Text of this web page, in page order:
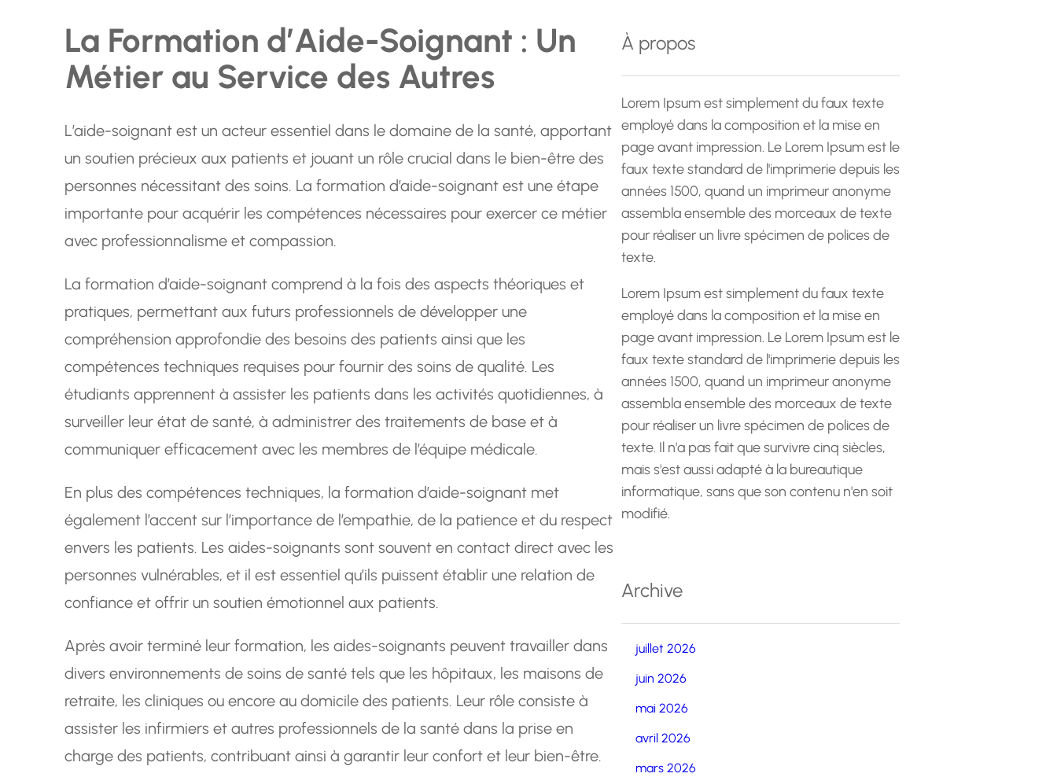
La Formation d’Aide-Soignant : Un
Métier au Service des Autres
L’aide-soignant est un acteur essentiel dans le domaine de la santé, apportant
un soutien précieux aux patients et jouant un rôle crucial dans le bien-être des
personnes nécessitant des soins. La formation d’aide-soignant est une étape
importante pour acquérir les compétences nécessaires pour exercer ce métier
avec professionnalisme et compassion.
La formation d’aide-soignant comprend à la fois des aspects théoriques et
pratiques, permettant aux futurs professionnels de développer une
compréhension approfondie des besoins des patients ainsi que les
compétences techniques requises pour fournir des soins de qualité. Les
étudiants apprennent à assister les patients dans les activités quotidiennes, à
surveiller leur état de santé, à administrer des traitements de base et à
communiquer efficacement avec les membres de l’équipe médicale.
En plus des compétences techniques, la formation d’aide-soignant met
également l’accent sur l’importance de l’empathie, de la patience et du respect
envers les patients. Les aides-soignants sont souvent en contact direct avec les
personnes vulnérables, et il est essentiel qu’ils puissent établir une relation de
confiance et offrir un soutien émotionnel aux patients.
Après avoir terminé leur formation, les aides-soignants peuvent travailler dans
divers environnements de soins de santé tels que les hôpitaux, les maisons de
retraite, les cliniques ou encore au domicile des patients. Leur rôle consiste à
assister les infirmiers et autres professionnels de la santé dans la prise en
charge des patients, contribuant ainsi à garantir leur confort et leur bien-être.
r
c
h
e
À propos
Lorem Ipsum est simplement du faux texte
employé dans la composition et la mise en
page avant impression. Le Lorem Ipsum est le
faux texte standard de l'imprimerie depuis les
années 1500, quand un imprimeur anonyme
assembla ensemble des morceaux de texte
pour réaliser un livre spécimen de polices de
texte.
Lorem Ipsum est simplement du faux texte
employé dans la composition et la mise en
page avant impression. Le Lorem Ipsum est le
faux texte standard de l'imprimerie depuis les
années 1500, quand un imprimeur anonyme
assembla ensemble des morceaux de texte
pour réaliser un livre spécimen de polices de
texte. Il n'a pas fait que survivre cinq siècles,
mais s'est aussi adapté à la bureautique
informatique, sans que son contenu n'en soit
modifié.
Archive
juillet 2026
juin 2026
mai 2026
avril 2026
mars 2026